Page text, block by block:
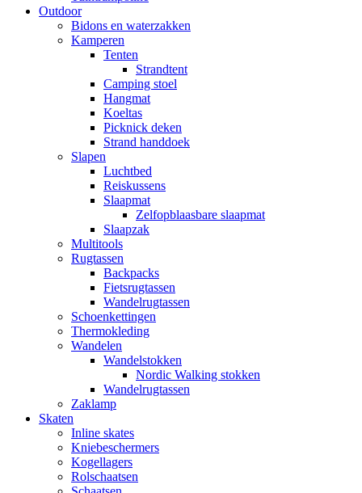
Outdoor
Bidons en waterzakken
Kamperen
Tenten
Strandtent
Camping stoel
Hangmat
Koeltas
Picknick deken
Strand handdoek
Slapen
Luchtbed
Reiskussens
Slaapmat
Zelfopblaasbare slaapmat
Slaapzak
Multitools
Rugtassen
Backpacks
Fietsrugtassen
Wandelrugtassen
Schoenkettingen
Thermokleding
Wandelen
Wandelstokken
Nordic Walking stokken
Wandelrugtassen
Zaklamp
Skaten
Inline skates
Kniebeschermers
Kogellagers
Rolschaatsen